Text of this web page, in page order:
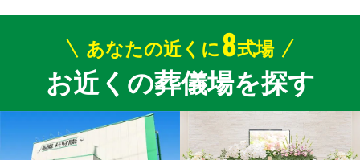
あなたの近くに8式場
お近くの葬儀場を探す